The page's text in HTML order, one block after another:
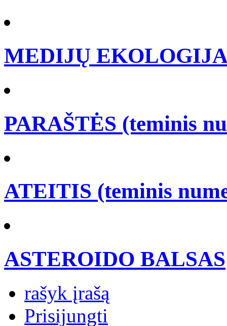
MEDIJŲ
PARAŠTĖS (teminis
ATEITIS (teminis
ASTEROIDO BALSAS
rašyk įrašą
Prisijungti